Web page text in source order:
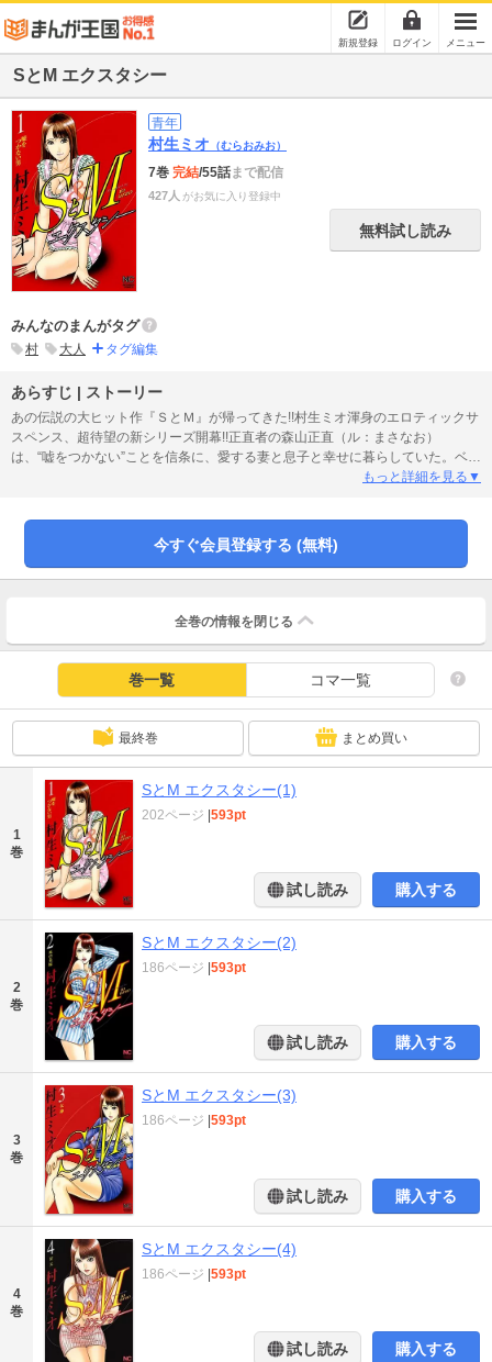
新規登録 ログイン メニュー
SとM エクスタシー
青年
村生ミオ （むらおみお）
7巻 完結/55話まで配信
427人 がお気に入り登録中
無料試し読み
みんなのまんがタグ
村 大人 タグ編集
あらすじ | ストーリー
あの伝説の大ヒット作『ＳとＭ』が帰ってきた!!村生ミオ渾身のエロティックサ
スペンス、超待望の新シリーズ開幕!!正直者の森山正直（ル：まさなお）
は、“嘘をつかない”ことを信条に、愛する妻と息子と幸せに暮らしていた。ベビ
ーシッターの美女・すみれと出会うまでは…。真面目な男を襲う、淫靡なる罠
すみれの真の目的とは…？愛と憎しみが交錯する、限界セクシーバトルを見逃
もっと詳細を見る▼
今すぐ会員登録する (無料)
全巻の情報を 閉じる
巻一覧 コマ一覧
最終巻 まとめ買い
1
巻
SとM エクスタシー(1)
202ページ |593pt
試し読み 購入する
2
巻
SとM エクスタシー(2)
186ページ |593pt
試し読み 購入する
3
巻
SとM エクスタシー(3)
186ページ |593pt
試し読み 購入する
4
巻
SとM エクスタシー(4)
186ページ |593pt
試し読み 購入する